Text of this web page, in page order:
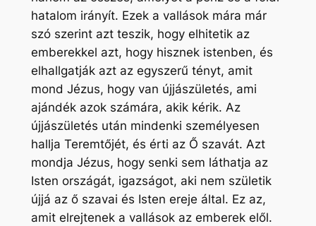
hatalom irányít. Ezek a vallások mára már
szó szerint azt teszik, hogy elhitetik az
emberekkel azt, hogy hisznek istenben, és
elhallgatják azt az egyszerű tényt, amit
mond Jézus, hogy van újjászületés, ami
ajándék azok számára, akik kérik. Az
újjászületés után mindenki személyesen
hallja Teremtőjét, és érti az Ő szavát. Azt
mondja Jézus, hogy senki sem láthatja az
Isten országát, igazságot, aki nem születik
újjá az ő szavai és Isten ereje által. Ez az,
amit elrejtenek a vallások az emberek elől.